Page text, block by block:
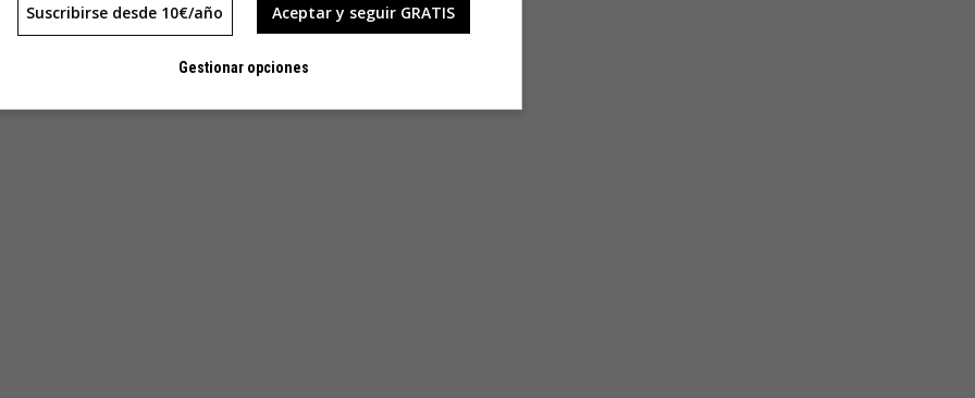
Aceptar y seguir GRATIS
Suscribirse desde 10€/año
Gestionar opciones